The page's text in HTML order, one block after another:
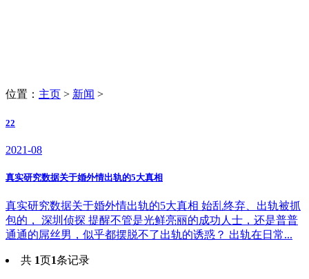
位置： 主页 > 新闻 >
22
2021-08
真实研究数据关于婚外情出轨的5大真相
真实研究数据关于婚外情出轨的5大真相 始乱终弃、出轨被抓
包的， 深圳侦探 提醒不管是光鲜亮丽的成功人士，还是普普
通通的屌丝男，似乎都摆脱不了出轨的诱惑？ 出轨在日常...
共 1页1条记录